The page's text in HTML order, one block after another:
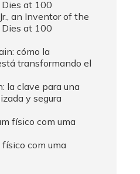
an Inventor of the
Dies at 100
la clave para una
y segura
com uma